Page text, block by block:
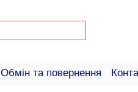
Обмін та повернення